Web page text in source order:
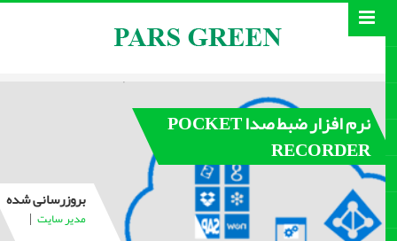
نرم افزار ضبط صدا POCKET
RECORDER
بروزرسانی شده
مدیر سایت |